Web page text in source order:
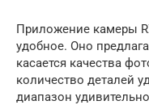
Приложение камеры
удобное. Оно
касается качества
количество деталей
диапазон